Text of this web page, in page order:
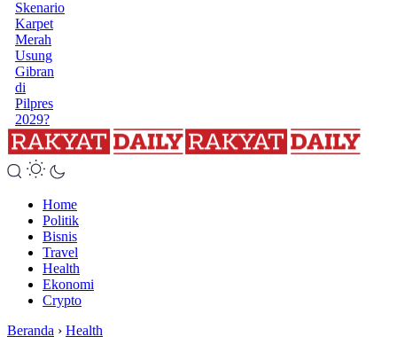
Skenario
Karpet
Merah
Usung
Gibran
di
Pilpres
2029?
Home
Politik
Bisnis
Travel
Health
Ekonomi
Crypto
Beranda › Health